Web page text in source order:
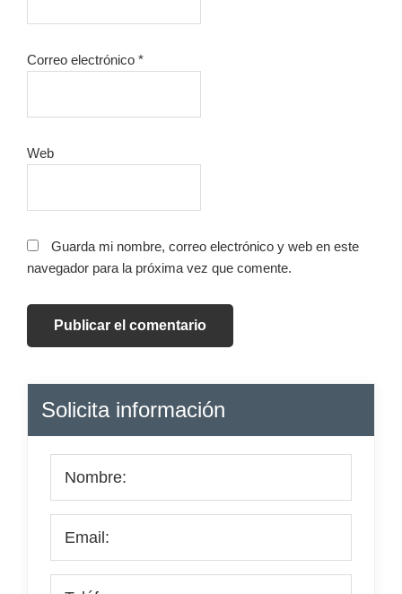
Correo electrónico *
Web
Guarda mi nombre, correo electrónico y web en este
navegador para la próxima vez que comente.
Barra
lateral
principal
Solicita información